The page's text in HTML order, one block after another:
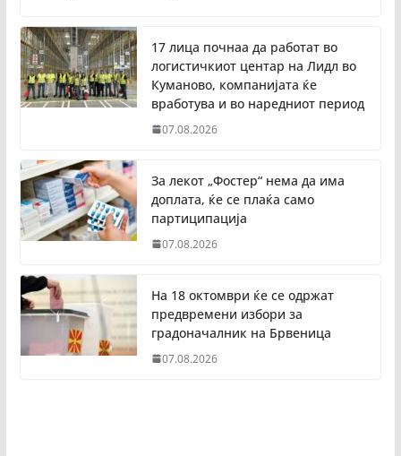
17 лица почнаа да работат во
логистичкиот центар на Лидл во
Куманово, компанијата ќе
вработува и во наредниот период
07.08.2026
За лекот „Фостер“ нема да има
доплата, ќе се плаќа само
партиципација
07.08.2026
На 18 октомври ќе се одржат
предвремени избори за
градоначалник на Брвеница
07.08.2026